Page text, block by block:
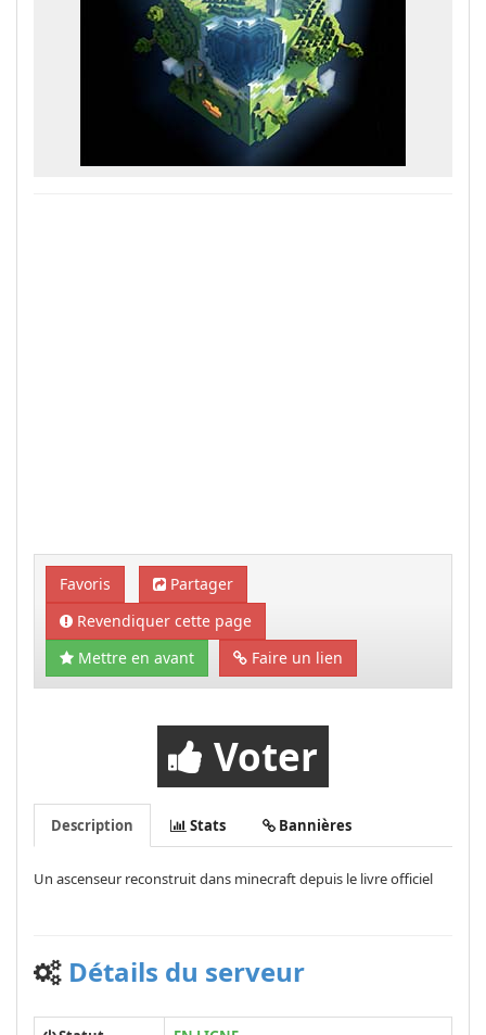
Favoris
Partager
Revendiquer cette page
Mettre en avant
Faire un lien
Voter
Description Stats Bannières
Un ascenseur reconstruit dans minecraft depuis le livre officiel
Détails du serveur